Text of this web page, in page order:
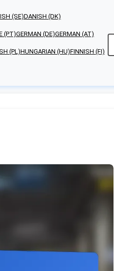
(SE)DANISH (DK)
(PT)GERMAN (DE)GERMAN (AT)
(PL)HUNGARIAN (HU)FINNISH (FI)